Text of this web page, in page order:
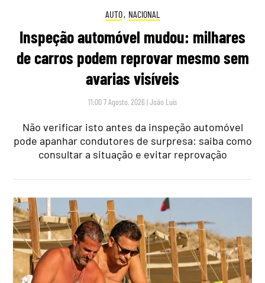
AUTO, NACIONAL
Inspeção automóvel mudou: milhares
de carros podem reprovar mesmo sem
avarias visíveis
11:00 7 Agosto, 2026 |João Luís
Não verificar isto antes da inspeção automóvel
pode apanhar condutores de surpresa: saiba como
consultar a situação e evitar reprovação